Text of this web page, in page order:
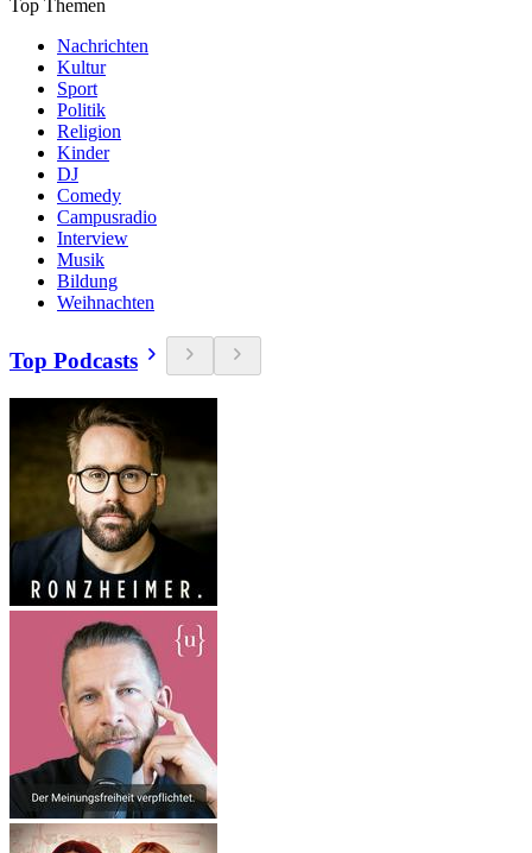
Top Themen
Nachrichten
Kultur
Sport
Politik
Religion
Kinder
DJ
Comedy
Campusradio
Interview
Musik
Bildung
Weihnachten
Top Podcasts